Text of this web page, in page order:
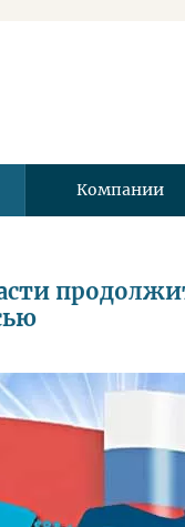
Компании